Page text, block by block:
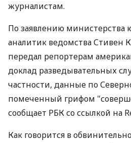
журналистам.
По заявлению
аналитик ведомства Стивен
передал репортерам
доклад разведывательных
частности, данные по
помеченный грифом
сообщает РБК со ссылкой на
Как говорится в